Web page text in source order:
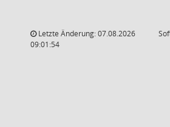
Letzte Änderung: 07.08.2026
09:01:54